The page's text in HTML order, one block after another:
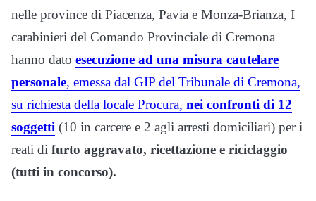
nelle province di Piacenza, Pavia e Monza-Brianza, I
carabinieri del Comando Provinciale di Cremona
hanno dato esecuzione ad una misura cautelare
personale, emessa dal GIP del Tribunale di Cremona,
su richiesta della locale Procura, nei confronti di 12
soggetti (10 in carcere e 2 agli arresti domiciliari) per i
reati di furto aggravato, ricettazione e riciclaggio
(tutti in concorso).